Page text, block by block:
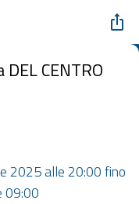
CENTRO
09:00